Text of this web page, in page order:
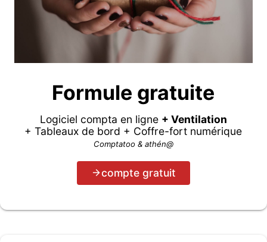
Formule gratuite
Logiciel compta en ligne + Ventilation
+ Tableaux de bord + Coffre-fort numérique
Comptatoo & athén@
compte gratuit